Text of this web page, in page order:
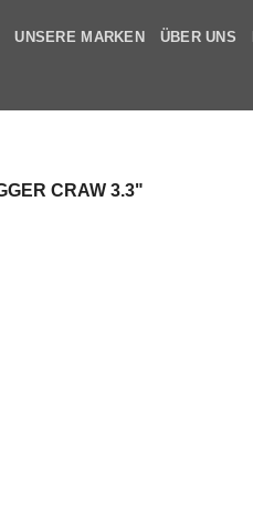
UNSERE MARKEN ÜBER UNS
CRAW 3.3"